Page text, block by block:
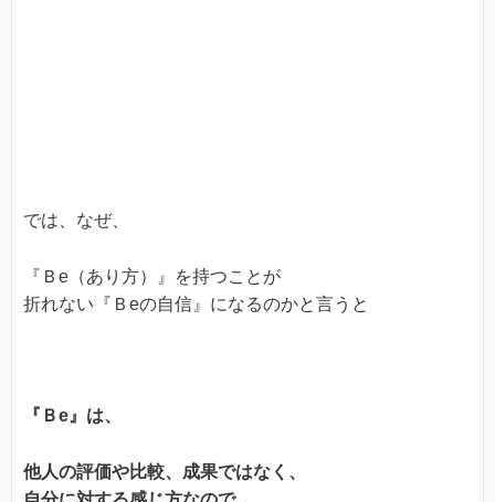
では、なぜ、
『Ｂe（あり方）』を持つことが
折れない『Ｂeの自信』になるのかと言うと
『Ｂe』は、
他人の評価や比較、成果ではなく、